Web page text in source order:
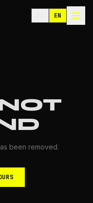
EN
been removed.